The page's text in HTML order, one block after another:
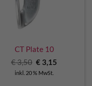
CT Plate 10
€3,50 Ursprünglicher
Preis
war:
€ 3,15
inkl. 20 % MwSt.